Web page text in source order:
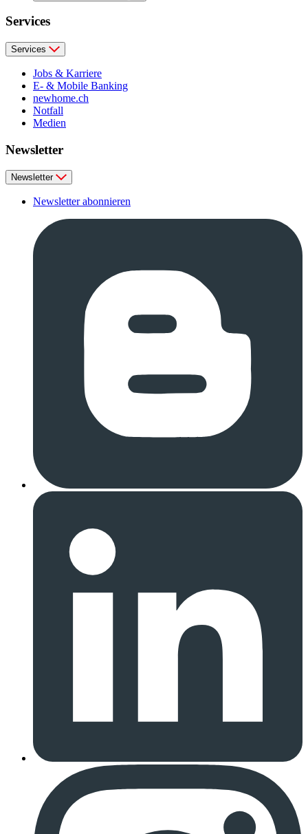
Services
Services
Jobs & Karriere
E- & Mobile Banking
newhome.ch
Notfall
Medien
Newsletter
Newsletter
Newsletter abonnieren